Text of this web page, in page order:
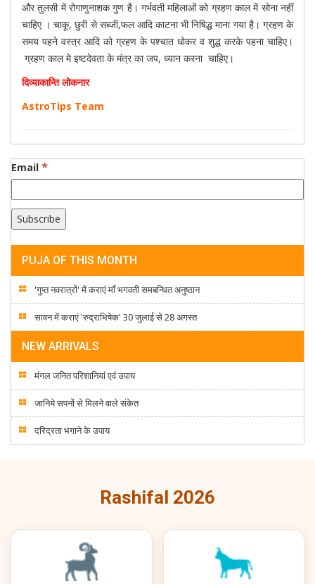
और तुलसी में रोगाणुनाशक गुण है। गर्भवती महिलाओं को ग्रहण काल में सोना नहीं
चाहिए । चाकू, छुरी से सब्जी,फल आदि काटना भी निषिद्ध माना गया है। ग्रहण के
समय पहने वस्त्र आदि को ग्रहण के पश्चात धोकर व शुद्ध करके पहना चाहिए।
ग्रहण काल मे इष्टदेवता के मंत्र का जप, ध्यान करना चाहिए।
दिव्याकान्ति लोकनार
AstroTips Team
Email *
PUJA OF THIS MONTH
'गुप्त नवरात्रों' में कराएं माँ भगवती समबन्धित अनुष्ठान
सावन में कराएं 'रुद्राभिषेक' 30 जुलाई से 28 अगस्त
NEW ARRIVALS
मंगल जनित परिशानियां एवं उपाय
जानिये सपनों से मिलने वाले संकेत
दरिद्रता भगाने के उपाय
Rashifal 2026